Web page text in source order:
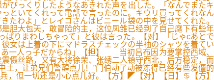
びっくりしたようなあきれた声を出した。「なんでまたキ
といてくれって電話で言ったのに。キウリ買ってくれなん
わよ」とレイコさんはビニール袋の中を見せてくれた。
大包天，敢冒险的主，这位凤雏已经到了自己麾下有些年
りまわしちゃって」と彼は言った。【对】「じゃcあとで
女は上着の下にマドラスチェックの半袖のシャツを着てい
あ一人っ子だからね」【担】 当初吕布因为要掌控西域、
慑丝路，又有大将徐荣、张绣二人镇守西北，后方稳定，而
，让弟兄们警醒点儿！”门伯动了动被冻得已经有些发僵的
，但一切还是小心点儿好。【方】◤【对】【日】♋【方】